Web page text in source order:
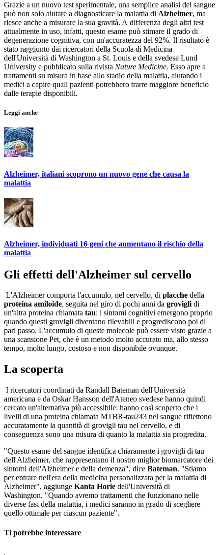
Grazie a un nuovo test sperimentale, una semplice analisi del sangue
può non solo aiutare a diagnosticare la malattia di Alzheimer, ma
riesce anche a misurare la sua gravità. A differenza degli altri test
attualmente in uso, infatti, questo esame può stimare il grado di
degenerazione cognitiva, con un'accuratezza del 92%. Il risultato è
stato raggiunto dai ricercatori della Scuola di Medicina
dell'Università di Washington a St. Louis e della svedese Lund
University e pubblicato sulla rivista Nature Medicine. Esso apre a
trattamenti su misura in base allo stadio della malattia, aiutando i
medici a capire quali pazienti potrebbero trarre maggiore beneficio
dalle terapie disponibili.
Leggi anche
Alzheimer, italiani scoprono un nuovo gene che causa la
malattia
Alzheimer, individuati 16 geni che aumentano il rischio della
malattia
Gli effetti dell'Alzheimer sul cervello
L'Alzheimer comporta l'accumulo, nel cervello, di placche della
proteina amiloide, seguita nel giro di pochi anni da groviglidi
un'altra proteina chiamata tau: i sintomi cognitivi emergono proprio
quando questi grovigli diventano rilevabili e progrediscono poi di
pari passo. L'accumulo di queste molecole può essere visto grazie a
una scansione Pet, che è un metodo molto accurato ma, allo stesso
tempo, molto lungo, costoso e non disponibile ovunque.
La scoperta
I ricercatori coordinati da Randall Bateman dell'Università
americana e da Oskar Hansson dell'Ateneo svedese hanno quindi
cercato un'alternativa più accessibile: hanno così scoperto che i
livelli di una proteina chiamata MTBR-tau243 nel sangue riflettono
accuratamente la quantità di grovigli tau nel cervello, e di
conseguenza sono una misura di quanto la malattia sia progredita.
"Questo esame del sangue identifica chiaramente i grovigli di tau
dell'Alzheimer, che rappresentano il nostro miglior biomarcatore dei
sintomi dell'Alzheimer e della demenza", dice Bateman. "Stiamo
per entrare nell'era della medicina personalizzata per la malattia di
Alzheimer", aggiunge Kanta Horie dell'Università di
Washington. "Quando avremo trattamenti che funzionano nelle
diverse fasi della malattia, i medici saranno in grado di scegliere
quello ottimale per ciascun paziente".
Ti potrebbe interessare